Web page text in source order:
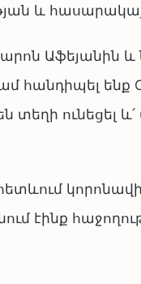
և
Աֆեյանին
հանդիպել ենք
տեղի ունեցել
հետևում
էինք